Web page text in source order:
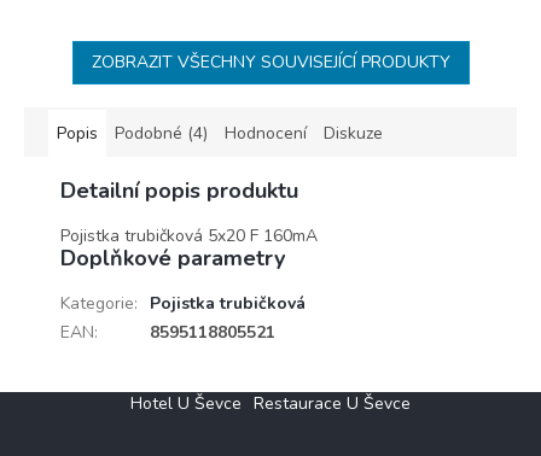
ZOBRAZIT VŠECHNY SOUVISEJÍCÍ PRODUKTY
Popis Podobné (4) Hodnocení Diskuze
Detailní popis produktu
Pojistka trubičková 5x20 F 160mA
Doplňkové parametry
Kategorie:
Pojistka trubičková
EAN: 8595118805521
Hotel U Ševce Restaurace U Ševce